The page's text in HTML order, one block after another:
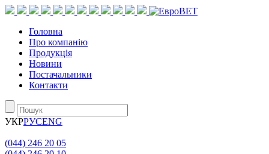
Головна
Про компанію
Продукція
Новини
Постачальники
Контакти
УКРРУСENG
(044) 246 20 05